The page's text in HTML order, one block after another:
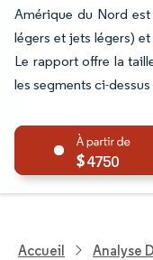
Amérique du Nord
légers et jets légers)
Le rapport offre la
les segments ci-dessus
4750
Accueil Analyse